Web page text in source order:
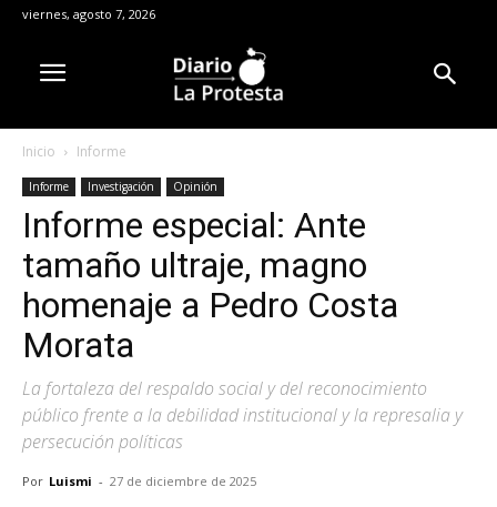
viernes, agosto 7, 2026
Inicio Informe
Informe Investigación Opinión
Informe especial: Ante
tamaño ultraje, magno
homenaje a Pedro Costa
Morata
La fortaleza del respaldo social y del reconocimiento
público frente a la debilidad institucional y la represalia y
persecución políticas
Por Luismi - 27 de diciembre de 2025